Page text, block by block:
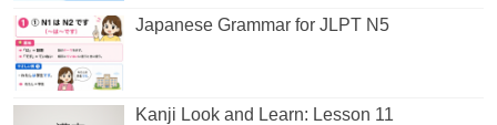
Japanese Grammar for JLPT N5
Kanji Look and Learn: Lesson 11